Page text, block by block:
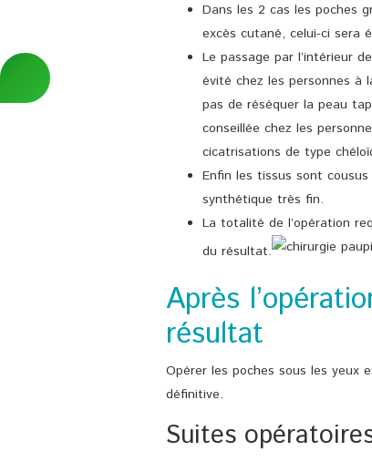
Dans les 2 cas les poches
excès cutané, celui-ci sera
Le passage par l’intérieur
évité chez les personnes
pas de réséquer la peau
conseillée chez les
cicatrisations de type
Enfin les tissus sont
synthétique très fin.
La totalité de l’opération
du résultat.
Après
résultat
Opérer les poches sous les yeux
définitive.
Suites